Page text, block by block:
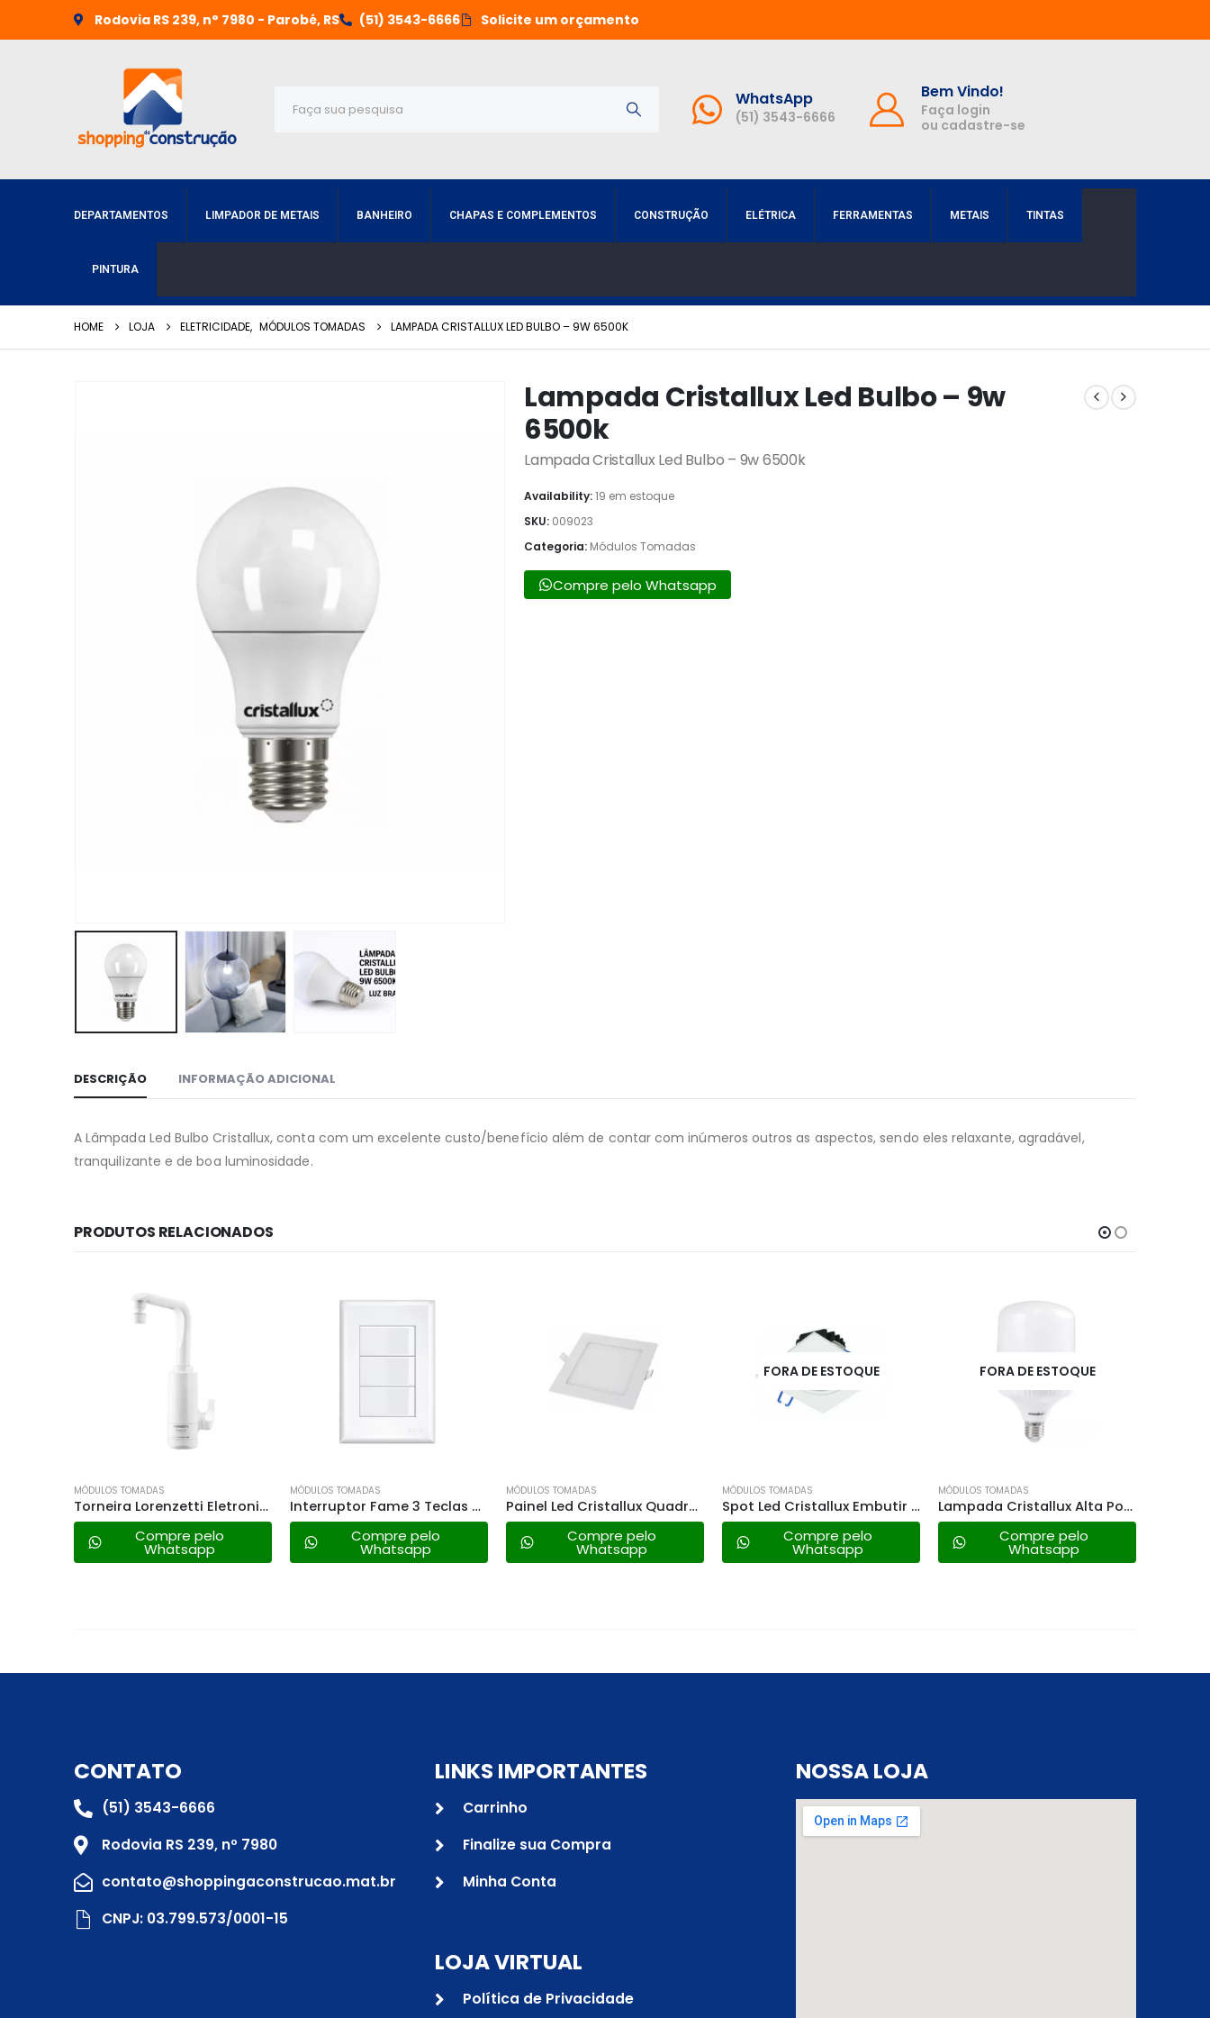
Rodovia RS 239, n° 7980 - Parobé, RS (51) 3543-6666 Solicite um orçamento
WhatsApp
(51) 3543-6666
Bem Vindo!
Faça login
ou cadastre-se
DEPARTAMENTOS LIMPADOR DE METAIS BANHEIRO CHAPAS E COMPLEMENTOS CONSTRUÇÃO ELÉTRICA FERRAMENTAS METAIS TINTAS
PINTURA
HOME LOJA ELETRICIDADE, MÓDULOS TOMADAS LAMPADA CRISTALLUX LED BULBO – 9W 6500K
Lampada Cristallux Led Bulbo – 9w
6500k
Lampada Cristallux Led Bulbo – 9w 6500k
Availability:19 em estoque
SKU: 009023
Categoria: Módulos Tomadas
Compre pelo Whatsapp
DESCRIÇÃO INFORMAÇÃO ADICIONAL
A Lâmpada Led Bulbo Cristallux, conta com um excelente custo/benefício além de contar com inúmeros outros as aspectos, sendo eles relaxante, agradável,
tranquilizante e de boa luminosidade.
PRODUTOS RELACIONADOS
MÓDULOS TOMADAS
Interruptor Fame 3 Teclas – 2907 Evidence
Compre pelo
Whatsapp
MÓDULOS TOMADAS
Painel Led Cristallux Quadrada Embutir – 36w 6500k
Compre pelo
Whatsapp
FORA DE ESTOQUE
MÓDULOS TOMADAS
Spot Led Cristallux Embutir Quadrada – 10w 6500k
Compre pelo
Whatsapp
FORA DE ESTOQUE
MÓDULOS TOMADAS
Lampada Cristallux Alta Potência Led – 16w 6500k
Compre pelo
Whatsapp
MÓDULOS TOMADAS
Ducha Maxi Banho C/cano Lorenzetti 5500w – 220v
Compre pelo
Whatsapp
CONTATO
(51) 3543-6666
Rodovia RS 239, nº 7980
contato@shoppingaconstrucao.mat.br
CNPJ: 03.799.573/0001-15
LINKS IMPORTANTES
Carrinho
Finalize sua Compra
Minha Conta
LOJA VIRTUAL
Política de Privacidade
NOSSA LOJA